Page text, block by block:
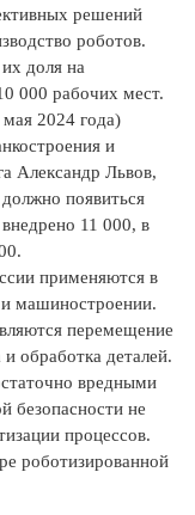
решений
роботов.
доля на
000 рабочих мест.
2024 года)
и
Александр Львов,
появиться
11 000, в
применяются в
и машиностроении.
перемещение
обработка деталей.
вредными
безопасности не
процессов.
роботизированной